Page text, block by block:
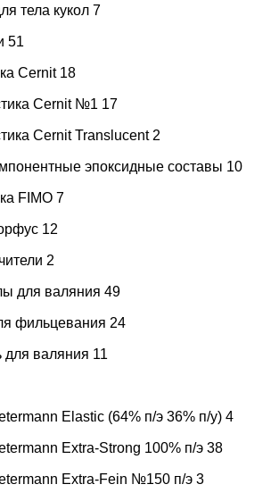
тела кукол 7
51
Cernit 18
Cernit №1 17
Cernit Translucent 2
эпоксидные составы 10
FIMO 7
12
2
для валяния 49
фильцевания 24
для валяния 11
Elastic (64% п/э 36% п/у) 4
Extra-Strong 100% п/э 38
Extra-Fein №150 п/э 3